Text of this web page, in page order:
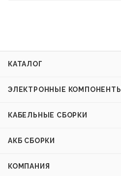
КАТАЛОГ
ЭЛЕКТРОННЫЕ КОМПОНЕНТЫ
КАБЕЛЬНЫЕ СБОРКИ
АКБ СБОРКИ
КОМПАНИЯ